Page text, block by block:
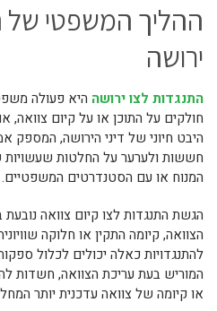
ההליך המשפטי של
ירושה
התנגדות לצו ירושה היא פעולה
חולקים על התוכן או על קיום צוואה,
היבט חיוני של דיני הירושה, המספק
חששות ולערער על החלטות שעשויות
המנוח או עם הסטנדרטים המשפטיים.
הגשת התנגדות לצו קיום צוואה
הצוואה, קיומה התקין או חלוקה
להתנגדויות כאלה יכולים לכלול
המוריש בעת עריכת הצוואה, חשדות
או קיומה של צוואה עדכנית יותר